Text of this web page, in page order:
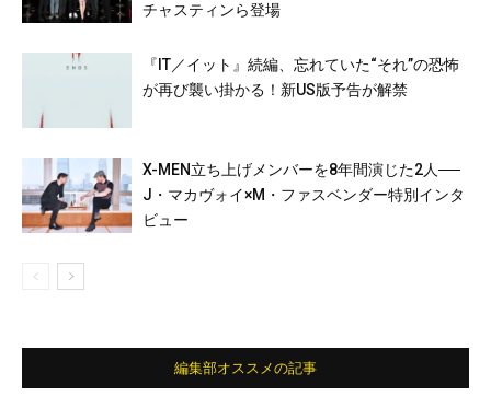
チャスティンら登場
『IT／イット』続編、忘れていた“それ”の恐怖
が再び襲い掛かる！新US版予告が解禁
X-MEN立ち上げメンバーを8年間演じた2人──
J・マカヴォイ×M・ファスベンダー特別インタ
ビュー
編集部オススメの記事